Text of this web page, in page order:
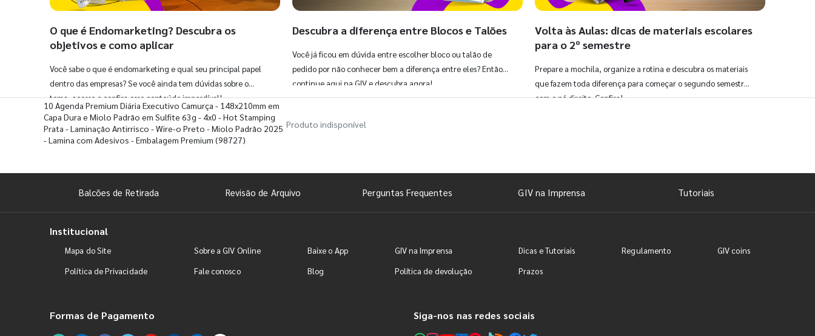
O que é Endomarketing? Descubra os
objetivos e como aplicar
Você sabe o que é endomarketing e qual seu principal papel
dentro das empresas? Se você ainda tem dúvidas sobre o
tema, acesse e confira esse conteúdo imperdível!
Descubra a diferença entre Blocos e Talões
Você já ficou em dúvida entre escolher bloco ou talão de
pedido por não conhecer bem a diferença entre eles? Então,
continue aqui na GIV e descubra agora!
Volta às Aulas: dicas de materiais escolares
para o 2º semestre
Prepare a mochila, organize a rotina e descubra os materiais
que fazem toda diferença para começar o segundo semestre
com o pé direito. Confira!
10 Agenda Premium Diária Executivo Camurça - 148x210mm em
Capa Dura e Miolo Padrão em Sulfite 63g - 4x0 - Hot Stamping
Prata - Laminação Antirrisco - Wire-o Preto - Miolo Padrão 2025
- Lamina com Adesivos - Embalagem Premium (98727)
Produto indisponível
Balcões de Retirada Revisão de Arquivo Perguntas Frequentes GIV na Imprensa Tutoriais
Institucional
Mapa do Site Sobre a GIV Online Baixe o App GIV na Imprensa Dicas e Tutoriais Regulamento
GIV coins
Política de Privacidade
Fale conosco Blog Política de devolução Prazos
Formas de Pagamento Siga-nos nas redes sociais